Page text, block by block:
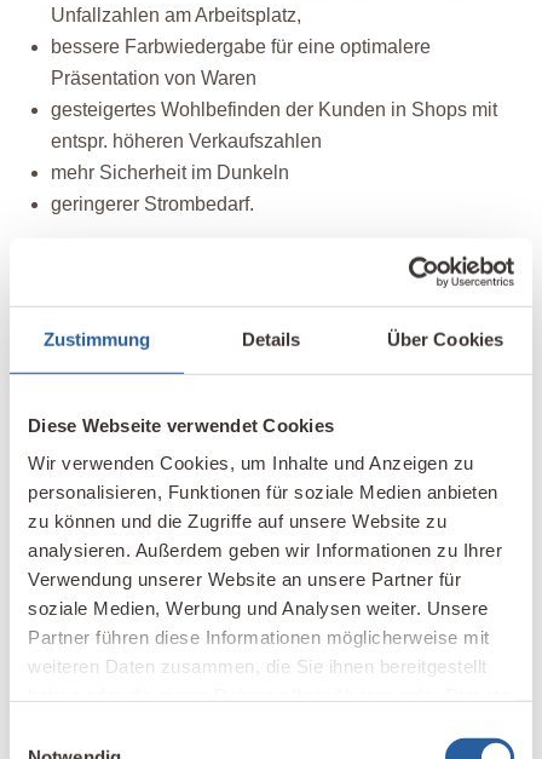
Zustimmung Details Über Cookies
Diese Webseite verwendet Cookies
Wir verwenden Cookies, um Inhalte und Anzeigen zu
personalisieren, Funktionen für soziale Medien anbieten
zu können und die Zugriffe auf unsere Website zu
analysieren. Außerdem geben wir Informationen zu Ihrer
Verwendung unserer Website an unsere Partner für
soziale Medien, Werbung und Analysen weiter. Unsere
Partner führen diese Informationen möglicherweise mit
weiteren Daten zusammen, die Sie ihnen bereitgestellt
Unfallzahlen am Arbeitsplatz,
bessere Farbwiedergabe für eine optimalere
Präsentation von Waren
gesteigertes Wohlbefinden der Kunden in Shops mit
entspr. höheren Verkaufszahlen
mehr Sicherheit im Dunkeln
geringerer Strombedarf.
Das Thema Lichtflimmern (engl. flicker) ist zwar in der
Industrie allseits bekannt, aber aufgrund der noch
den LEDs oder Vorschaltgeräten öffentlich noch nicht
salonfähig. Mit Sicherheit ein Thema in den kommenden
Standards wird intensiv gearbeitet.
Eine Aufgabe für Baubiologen
Die Argumente der Industrie für gesundes Licht spielt der
Baubiologie in die Hände. Durchschnittlich 90 % unserer
Zeit verbringen wir in Innenräumen, davon viele Stunden
unter Kunstlicht. Lichtplaner, Arbeitgeber,
Krankenkassen, Ärztekammern, Heilpraktikerverbände
oder Medien wären ideale Ansprechpartner für